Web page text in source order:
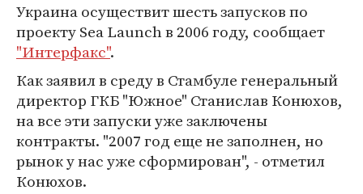
Украина осуществит шесть запусков по
проекту Sea Launch в 2006 году, сообщает
"Интерфакс".
Как заявил в среду в Стамбуле генеральный
директор ГКБ "Южное" Станислав Конюхов,
на все эти запуски уже заключены
контракты. "2007 год еще не заполнен, но
рынок у нас уже сформирован", - отметил
Конюхов.